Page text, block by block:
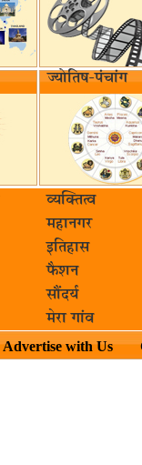
ज्योतिष-पंचांग
व्यक्तित्व
महानगर
इतिहास
फैशन
सौंदर्य
मेरा गांव
Advertise with Us